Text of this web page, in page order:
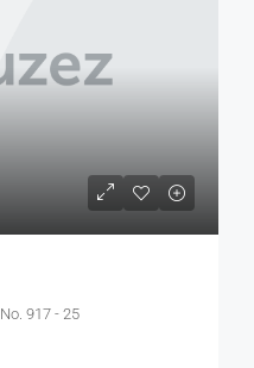
917 - 25